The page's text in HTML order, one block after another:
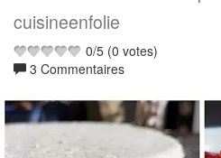
cuisineenfolie
0/5 (0 votes)
3 Commentaires